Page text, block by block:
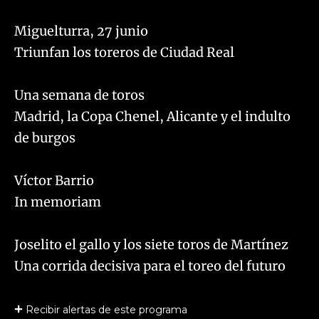
Miguelturra, 27 junio
Triunfan los toreros de Ciudad Real
Una semana de toros
Madrid, la Copa Chenel, Alicante y el indulto
de burgos
Víctor Barrio
In memoriam
Joselito el gallo y los siete toros de Martínez
Una corrida decisiva para el toreo del futuro
Recibir alertas de este programa